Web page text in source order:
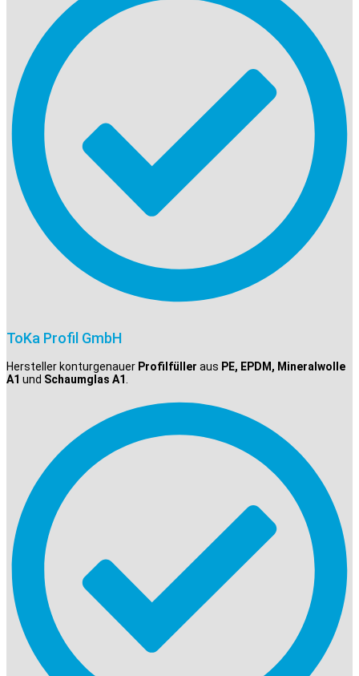
ToKa Profil GmbH
Hersteller konturgenauer Profilfüller aus PE, EPDM, Mineralwolle
A1 und Schaumglas A1.